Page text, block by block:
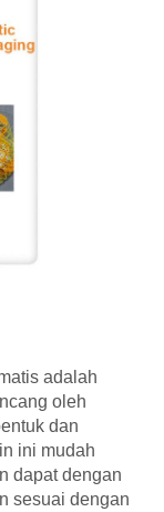
adalah
oleh
dan
ini mudah
dapat dengan
sesuai dengan